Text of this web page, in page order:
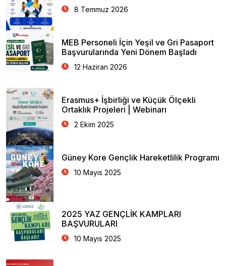
8 Temmuz 2026
MEB Personeli İçin Yeşil ve Gri Pasaport
Başvurularında Yeni Dönem Başladı
12 Haziran 2026
Erasmus+ İşbirliği ve Küçük Ölçekli
Ortaklık Projeleri | Webinarı
2 Ekim 2025
Güney Kore Gençlik Hareketlilik Programı
10 Mayıs 2025
2025 YAZ GENÇLİK KAMPLARI
BAŞVURULARI
10 Mayıs 2025